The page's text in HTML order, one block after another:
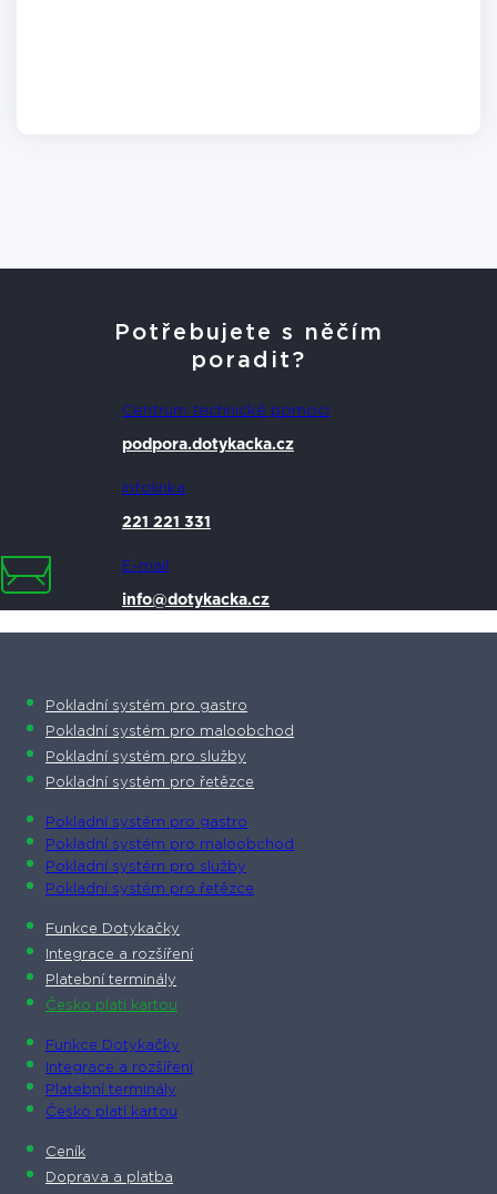
Potřebujete s něčím
poradit?
Centrum technické pomoci
podpora.dotykacka.cz
Infolinka
221 221 331
E-mail
info@dotykacka.cz
Pokladní systém pro gastro
Pokladní systém pro maloobchod
Pokladní systém pro služby
Pokladní systém pro řetězce
Pokladní systém pro gastro
Pokladní systém pro maloobchod
Pokladní systém pro služby
Pokladní systém pro řetězce
Funkce Dotykačky
Integrace a rozšíření
Platební terminály
Česko platí kartou
Funkce Dotykačky
Integrace a rozšíření
Platební terminály
Česko platí kartou
Ceník
Doprava a platba